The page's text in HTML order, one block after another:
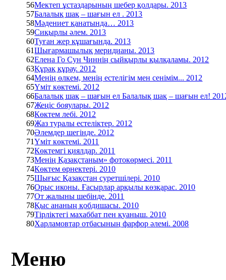
56Мектеп ұстаздарының шебер қолдары. 2013
57Балалық шақ – шағын ел . 2013
58Мәдениет қанатында… 2013
59Сиқырлы әлем. 2013
60Туған жер құшағында. 2013
61Шығармашылық меридианы. 2013
62Елена Го Сун Чиннің сыйқырлы қылқаламы. 2012
63Құрақ құрау. 2012
64Менің өлкем, менің естелігім мен сенімім... 2012
65Үміт көктемі. 2012
66Балалық шақ – шағын ел Балалық шақ – шағын ел!
67Жеңіс бояулары. 2012
68Көктем лебі. 2012
69Жаз туралы естеліктер. 2012
70Әлемдер шегінде. 2012
71Үміт көктемі. 2011
72Көктемгі қиялдар. 2011
73Менің Қазақстаным» фотокөрмесі. 2011
74Көктем өрнектері. 2010
75Шығыс Қазақстан суретшілері. 2010
76Орыс иконы. Ғасырлар арқылы көзқарас. 2010
77От жалыны шебінде. 2011
78Қыс ананың қобдишасы. 2010
79Тірліктегі махаббат пен қуаныш. 2010
80Харламовтар отбасының фарфор әлемі. 2008
Меню